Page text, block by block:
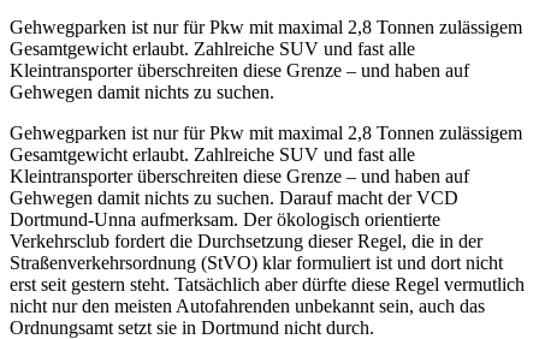
Gehwegparken ist nur für Pkw mit maximal 2,8 Tonnen zulässigem
Gesamtgewicht erlaubt. Zahlreiche SUV und fast alle
Kleintransporter überschreiten diese Grenze – und haben auf
Gehwegen damit nichts zu suchen.
Gehwegparken ist nur für Pkw mit maximal 2,8 Tonnen zulässigem
Gesamtgewicht erlaubt. Zahlreiche SUV und fast alle
Kleintransporter überschreiten diese Grenze – und haben auf
Gehwegen damit nichts zu suchen. Darauf macht der VCD
Dortmund-Unna aufmerksam. Der ökologisch orientierte
Verkehrsclub fordert die Durchsetzung dieser Regel, die in der
Straßenverkehrsordnung (StVO) klar formuliert ist und dort nicht
erst seit gestern steht. Tatsächlich aber dürfte diese Regel vermutlich
nicht nur den meisten Autofahrenden unbekannt sein, auch das
Ordnungsamt setzt sie in Dortmund nicht durch.